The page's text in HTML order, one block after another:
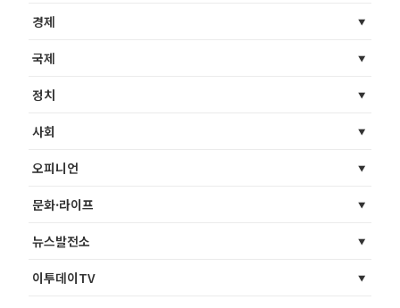
경제
국제
정치
사회
오피니언
문화·라이프
뉴스발전소
이투데이TV